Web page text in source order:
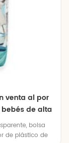
venta al por
de alta
bolsa
de plástico de